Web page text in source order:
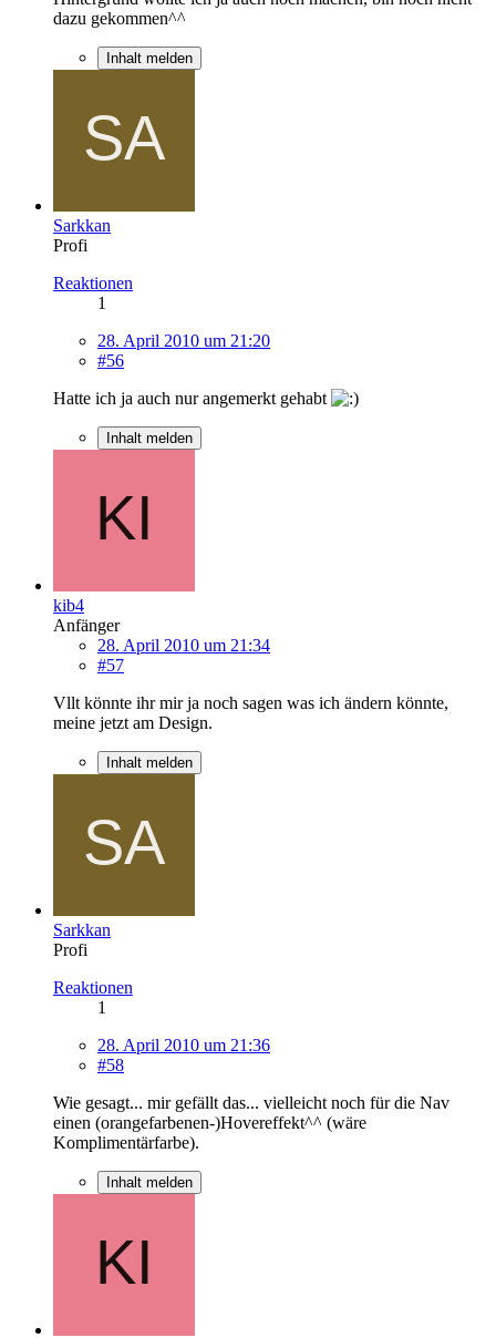
dazu gekommen^^
Inhalt melden
Sarkkan
Profi
Reaktionen
1
28. April 2010 um 21:20
#56
Hatte ich ja auch nur angemerkt gehabt
Inhalt melden
kib4
Anfänger
28. April 2010 um 21:34
#57
Vllt könnte ihr mir ja noch sagen was ich ändern könnte,
meine jetzt am Design.
Inhalt melden
Sarkkan
Profi
Reaktionen
1
28. April 2010 um 21:36
#58
Wie gesagt... mir gefällt das... vielleicht noch für die Nav
einen (orangefarbenen-)Hovereffekt^^ (wäre
Komplimentärfarbe).
Inhalt melden